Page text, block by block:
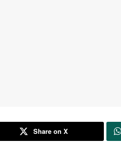
Share on X